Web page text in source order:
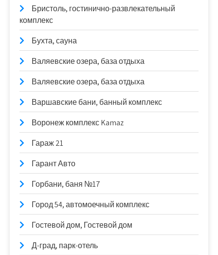
Бристоль, гостинично-развлекательный
комплекс
Бухта, сауна
Валяевские озера, база отдыха
Валяевские озера, база отдыха
Варшавские бани, банный комплекс
Воронеж комплекс Kamaz
Гараж 21
Гарант Авто
Горбани, баня №17
Город 54, автомоечный комплекс
Гостевой дом, Гостевой дом
Д-град, парк-отель